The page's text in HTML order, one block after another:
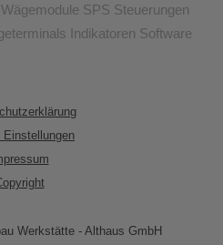
Einstellungen
Werkstätte - Althaus GmbH